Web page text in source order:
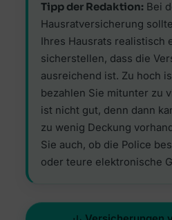
Tipp der Redaktion: Bei
Hausratversicherung
Ihres Hausrats realistisch
sicherstellen, dass die
ausreichend ist. Zu hoch
bezahlen Sie mitunter zu
ist nicht gut, denn dann
zu wenig Deckung
Sie auch, ob die Police
oder teure elektronische